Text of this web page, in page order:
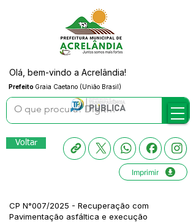
Prefeito Graia Caetano (União Brasil)
Olá, bem-vindo a Acrelândia!
Voltar
Imprimir
CP N°007/2025 - Recuperação com
Pavimentação asfáltica e execução